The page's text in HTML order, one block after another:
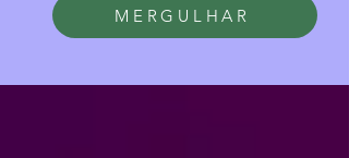
MERGULHAR